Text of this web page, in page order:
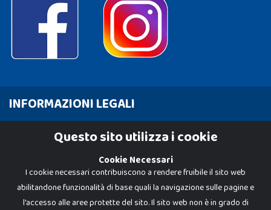
INFORMAZIONI LEGALI
Cookie PolicyQuesto sito utilizza i cookie
Cookie Necessari
I cookie necessari contribuiscono a rendere fruibile il sito web
abilitandone funzionalità di base quali la navigazione sulle pagine e
l'accesso alle aree protette del sito. Il sito web non è in grado di